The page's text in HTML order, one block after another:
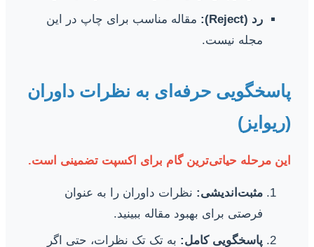
رد (Reject):
مقاله مناسب برای چاپ در این
مجله نیست.
پاسخگویی حرفه‌ای به نظرات داوران
(ریوایز)
این مرحله حیاتی‌ترین گام برای اکسپت تضمینی است.
مثبت‌اندیشی: نظرات داوران را به عنوان
فرصتی برای بهبود مقاله ببینید.
پاسخگویی کامل: به تک تک نظرات، حتی اگر